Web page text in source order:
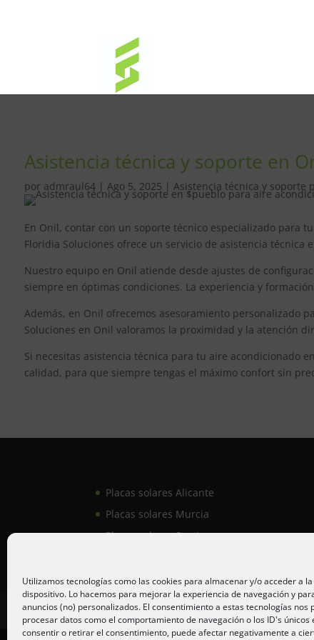
Utilizamos tecnologías como las cookies para almacenar y/o acceder a
dispositivo. Lo hacemos para mejorar la experiencia de navegación y
anuncios (no) personalizados. El consentimiento a estas tecnologías nos
procesar datos como el comportamiento de navegación o los ID's únicos
consentir o retirar el consentimiento, puede afectar negativamente a
Asistencia técnica y soporte en
por admraul64| Ago 5, 2025 | Asistencia técnica y soporte
En Onil, contar con un soporte técnico especializado para
Floridia Soluciones ofrece un servicio de asistencia
Nuestro equipo en Onil atiende desde ajustes de
siempre en óptimas condiciones. La experiencia y
Además, en Onil ofrecemos asesoramiento personalizado
Soluciones en Onil valoramos la proximidad y la atención
Si necesitas asistencia técnica para tu aire acondicionado
calidad, para que siempre tengas el máximo confort sin
Placas solares Alicante
Placas solares Murcia
Placas solares San Juan
Inicio Servicios Fotos Nosotros